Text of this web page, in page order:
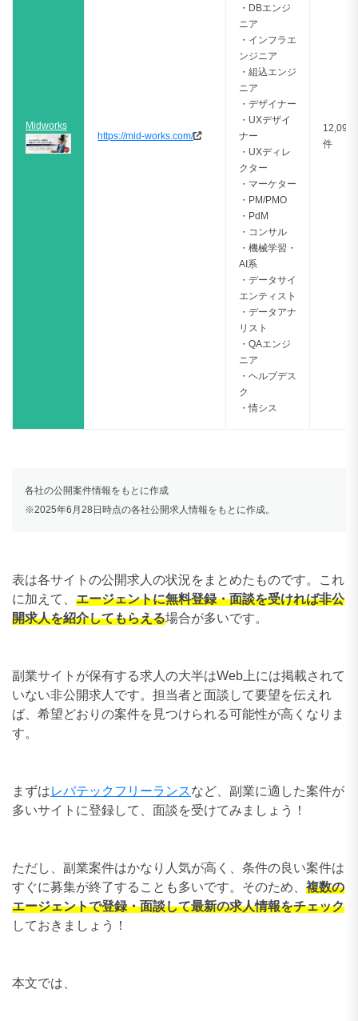
Midworks
https://mid-works.com/
・DBエンジ
ニア
・インフラエ
ンジニア
・組込エンジ
ニア
・デザイナー
・UXデザイ
ナー
・UXディレ
クター
・マーケター
・PM/PMO
・PdM
・コンサル
・機械学習・
AI系
・データサイ
エンティスト
・データアナ
リスト
・QAエンジ
ニア
・ヘルプデス
ク
・情シス
12,090
件
各社の公開案件情報をもとに作成
※2025年6月28日時点の各社公開求人情報をもとに作成。
表は各サイトの公開求人の状況をまとめたものです。これ
に加えて、 エージェントに無料登録・面談を受ければ非公
開求人を紹介してもらえる場合が多いです。
副業サイトが保有する求人の大半はWeb上には掲載されて
いない非公開求人です。担当者と面談して要望を伝えれ
ば、希望どおりの案件を見つけられる可能性が高くなりま
す。
まずはレバテックフリーランスなど、副業に適した案件が
多いサイトに登録して、面談を受けてみましょう！
ただし、副業案件はかなり人気が高く、条件の良い案件は
すぐに募集が終了することも多いです。そのため、 複数の
エージェントで登録・面談して最新の求人情報をチェック
しておきましょう！
本文では、